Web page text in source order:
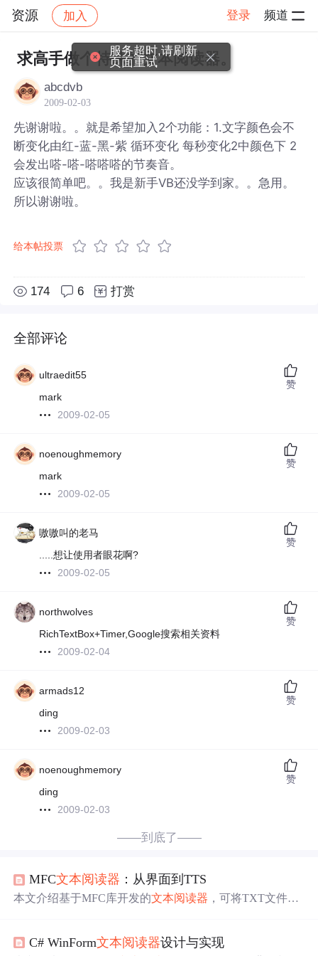
资源 加入 登录 频道
社区 资源 帖子详情
求高手做个特殊的文本阅读器。
abcdvb
2009-02-03
先谢谢啦。。就是希望加入2个功能：1.文字颜色会不
断变化由红-蓝-黑-紫 循环变化 每秒变化2中颜色下 2
会发出嗒-嗒-嗒嗒嗒的节奏音。
应该很简单吧。。我是新手VB还没学到家。。急用。
所以谢谢啦。
给本帖投票
174 6 打赏
全部评论
ultraedit55
mark
2009-02-05
赞
noenoughmemory
mark
2009-02-05
赞
嗷嗷叫的老马
.....想让使用者眼花啊?
2009-02-05
赞
northwolves
RichTextBox+Timer,Google搜索相关资料
2009-02-04
赞
armads12
ding
2009-02-03
赞
noenoughmemory
ding
2009-02-03
赞
——到底了——
MFC文本阅读器 ：从界面到TTS
本文介绍基于MFC库开发的文本阅读器 ，可将TXT文件内
实现，如文件加载显示、用户交互设计。还详细介绍了TT
C# WinForm文本阅读器设计与实现
服务超时,请刷新
页面重试